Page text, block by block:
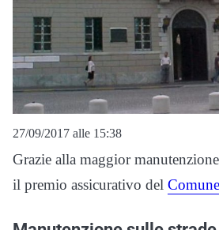
27/09/2017 alle 15:38
Grazie alla maggior
il premio assicurativo del Comune